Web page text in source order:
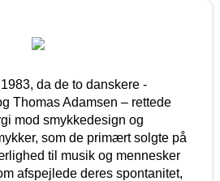
da de to danskere -
Thomas Adamsen – rettede
mod smykkedesign og
som de primært solgte på
til musik og mennesker
afspejlede deres spontanitet,